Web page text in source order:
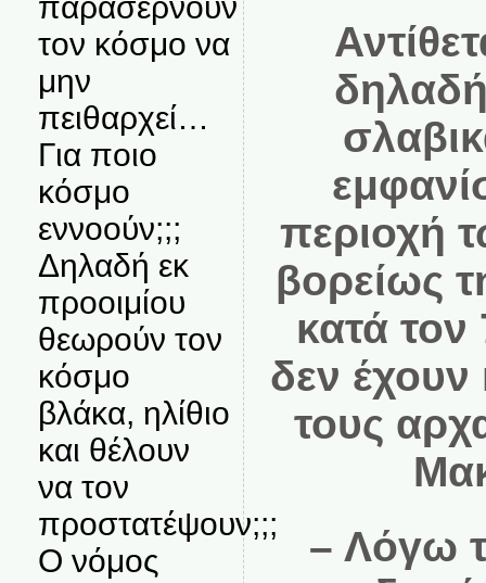
τον κόσμο να
μην
πειθαρχεί…
Για ποιο
κόσμο
εννοούν;;;
Δηλαδή εκ
προοιμίου
θεωρούν τον
κόσμο
βλάκα, ηλίθιο
και θέλουν
να τον
προστατέψουν;;;
Ο νόμος
περιοχή
βορείως
κατά
δεν
τους
– Λόγω